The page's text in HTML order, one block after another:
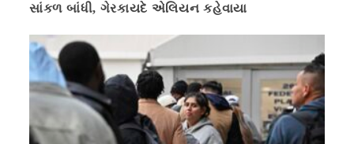
સાંકળ બાંધી, ગેરકાયદે એલિયન કહેવાયા